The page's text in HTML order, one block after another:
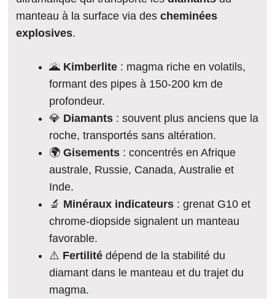
manteau à la surface via des cheminées
explosives.
🌋 Kimberlite : magma riche en volatils,
formant des pipes à 150-200 km de
profondeur.
💎 Diamants : souvent plus anciens que la
roche, transportés sans altération.
🌍 Gisements : concentrés en Afrique
australe, Russie, Canada, Australie et
Inde.
🔬 Minéraux indicateurs : grenat G10 et
chrome-diopside signalent un manteau
favorable.
⚠️ Fertilité dépend de la stabilité du
diamant dans le manteau et du trajet du
magma.